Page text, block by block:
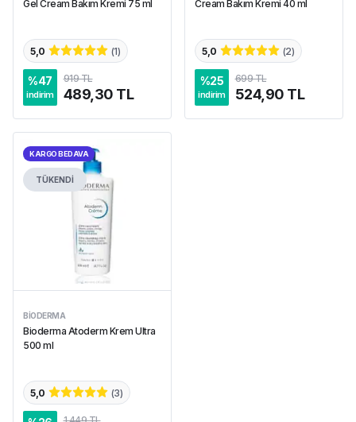
Gel Cream Bakım Kremi 75 ml
5,0 (1)
%47
indirim
919 TL
489,30 TL
Cream Bakım Kremi 40 ml
5,0 (2)
%25
indirim
699 TL
524,90 TL
KARGO BEDAVA
TÜKENDİ
BIODERMA
Bioderma Atoderm Krem Ultra
500 ml
5,0 (3)